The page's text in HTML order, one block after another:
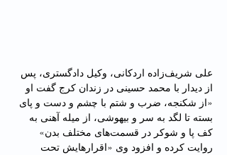
علی شریف‌زاده اردکانی، وكيل دادگستری، پس
از دیدار با محمد حسینی در زندان کرج گفت او
«از شکنجه، ضرب و شتم با چشم و دست و پای
بسته تا لگد به سر و بیهوشی، از میله آهنی به
کف پا و شوکر در قسمت‌های مختلف بدن»
روایت کرده و افزود وی «اقرارهایش تحت